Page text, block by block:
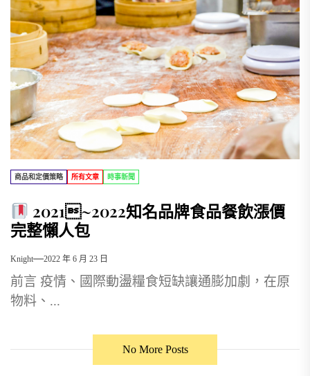
商品和定價策略 所有文章 時事新聞
2021~2022知名品牌食品餐飲漲價
完整懶人包
Knight 2022 年 6 月 23 日
前言 疫情、國際動盪糧食短缺讓通膨加劇，在原
物料、...
No More Posts